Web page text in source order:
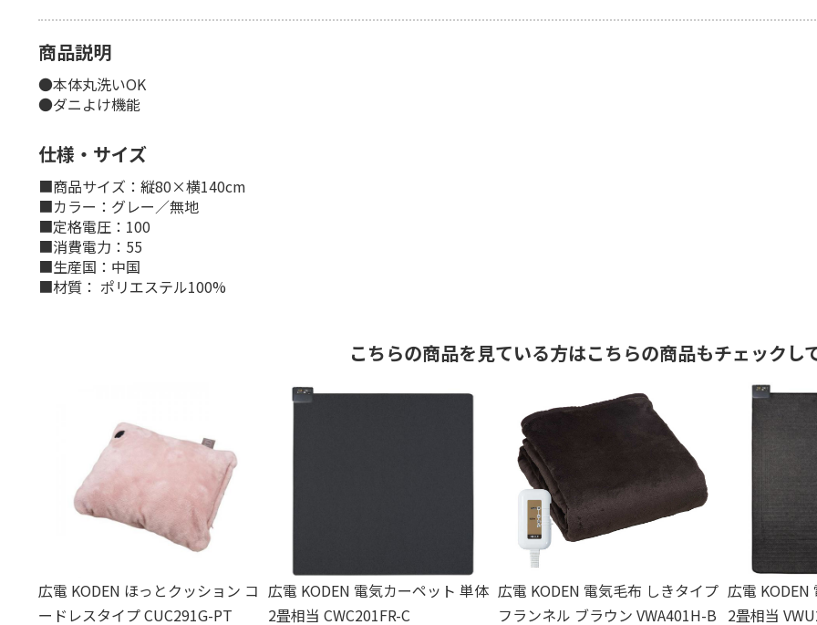
商品説明
●本体丸洗いOK
●ダニよけ機能
仕様・サイズ
■商品サイズ：縦80×横140cm
■カラー：グレー／無地
■定格電圧：100
■消費電力：55
■生産国：中国
■材質： ポリエステル100%
こちらの商品を見ている方はこちらの商品もチェックし
広電 KODEN ほっとクッション コ
ードレスタイプ CUC291G-PT
広電 KODEN 電気カーペット 単体
2畳相当 CWC201FR-C
広電 KODEN 電気毛布 しきタイプ
フランネル ブラウン VWA401H-B
広電
2畳相当